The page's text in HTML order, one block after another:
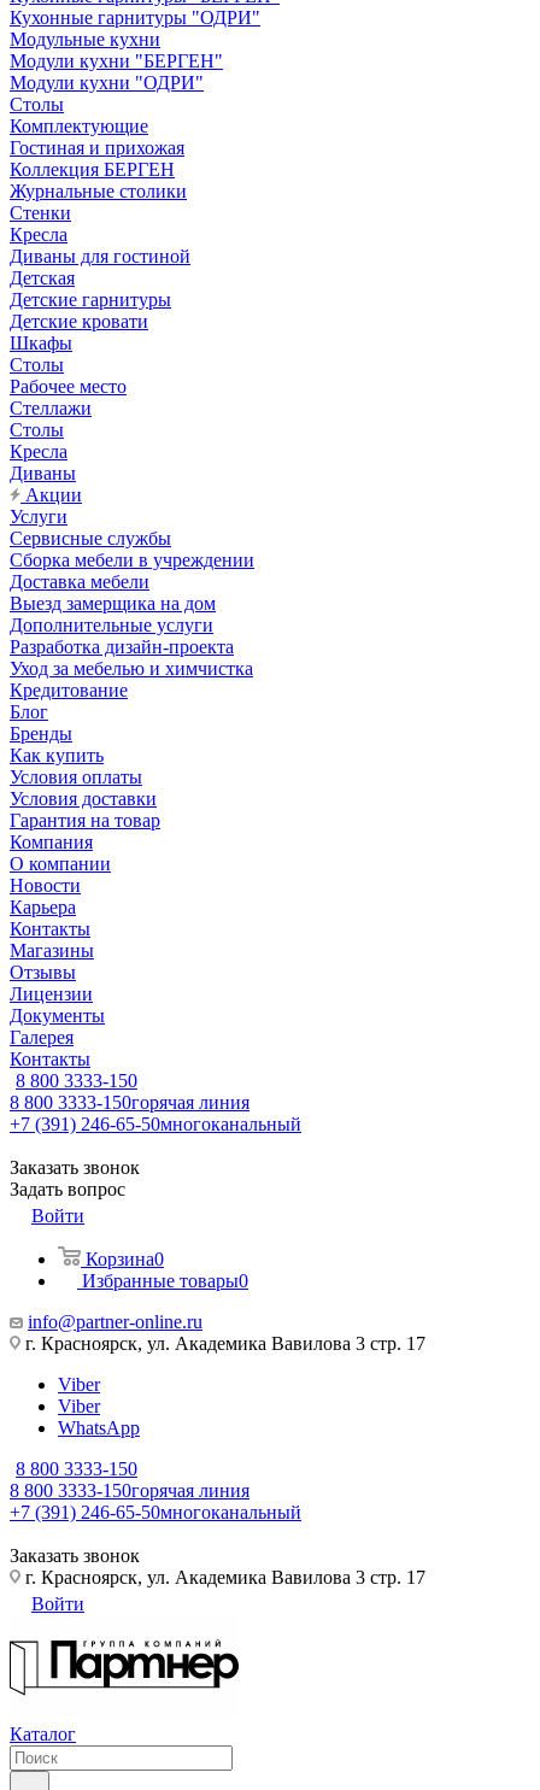
Кухонные гарнитуры "ОДРИ"
Модульные кухни
Модули кухни "БЕРГЕН"
Модули кухни "ОДРИ"
Столы
Комплектующие
Гостиная и прихожая
Коллекция БЕРГЕН
Журнальные столики
Стенки
Кресла
Диваны для гостиной
Детская
Детские гарнитуры
Детские кровати
Шкафы
Столы
Рабочее место
Стеллажи
Столы
Кресла
Диваны
Акции
Услуги
Сервисные службы
Сборка мебели в учреждении
Доставка мебели
Выезд замерщика на дом
Дополнительные услуги
Разработка дизайн-проекта
Уход за мебелью и химчистка
Кредитование
Блог
Бренды
Как купить
Условия оплаты
Условия доставки
Гарантия на товар
Компания
О компании
Новости
Карьера
Контакты
Магазины
Отзывы
Лицензии
Документы
Галерея
Контакты
8 800 3333-150
8 800 3333-150горячая линия
+7 (391) 246-65-50многоканальный
Заказать звонок
Задать вопрос
Войти
Корзина0
Избранные товары0
info@partner-online.ru
г. Красноярск, ул. Академика Вавилова 3 стр. 17
Viber
Viber
WhatsApp
8 800 3333-150
8 800 3333-150горячая линия
+7 (391) 246-65-50многоканальный
Заказать звонок
г. Красноярск, ул. Академика Вавилова 3 стр. 17
Войти
Каталог